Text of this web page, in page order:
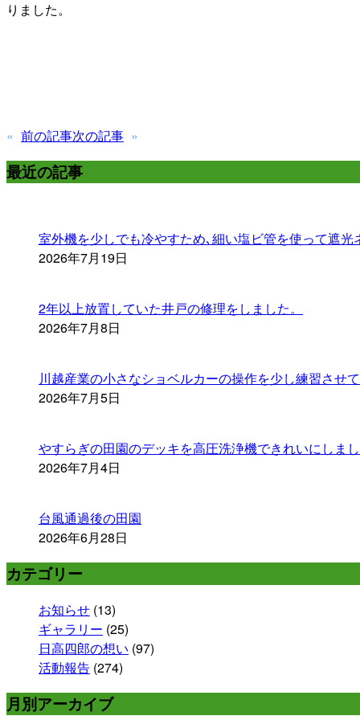
りました。
« 前の記事次の記事 »
最近の記事
室外機を少しでも冷やすため､細い塩ビ管を使って遮光
2026年7月19日
2年以上放置していた井戸の修理をしました。
2026年7月8日
川越産業の小さなショベルカーの操作を少し練習させ
2026年7月5日
やすらぎの田園のデッキを高圧洗浄機できれいにしまし
2026年7月4日
台風通過後の田園
2026年6月28日
カテゴリー
お知らせ (13)
ギャラリー (25)
日高四郎の想い (97)
活動報告 (274)
月別アーカイブ